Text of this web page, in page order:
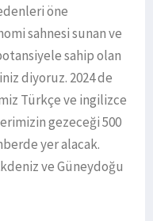
öne
sahnesi sunan ve
sahip olan
diyoruz. 2024 de
Türkçe ve ingilizce
gezeceği 500
yer alacak.
ve Güneydoğu